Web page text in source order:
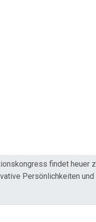
findet heuer
Persönlichkeiten